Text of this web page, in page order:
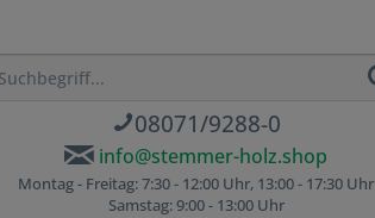
08071/9288-0
info@stemmer-holz.shop
Montag - Freitag: 7:30 - 12:00 Uhr, 13:00 - 17:30 Uhr
Samstag: 9:00 - 13:00 Uhr